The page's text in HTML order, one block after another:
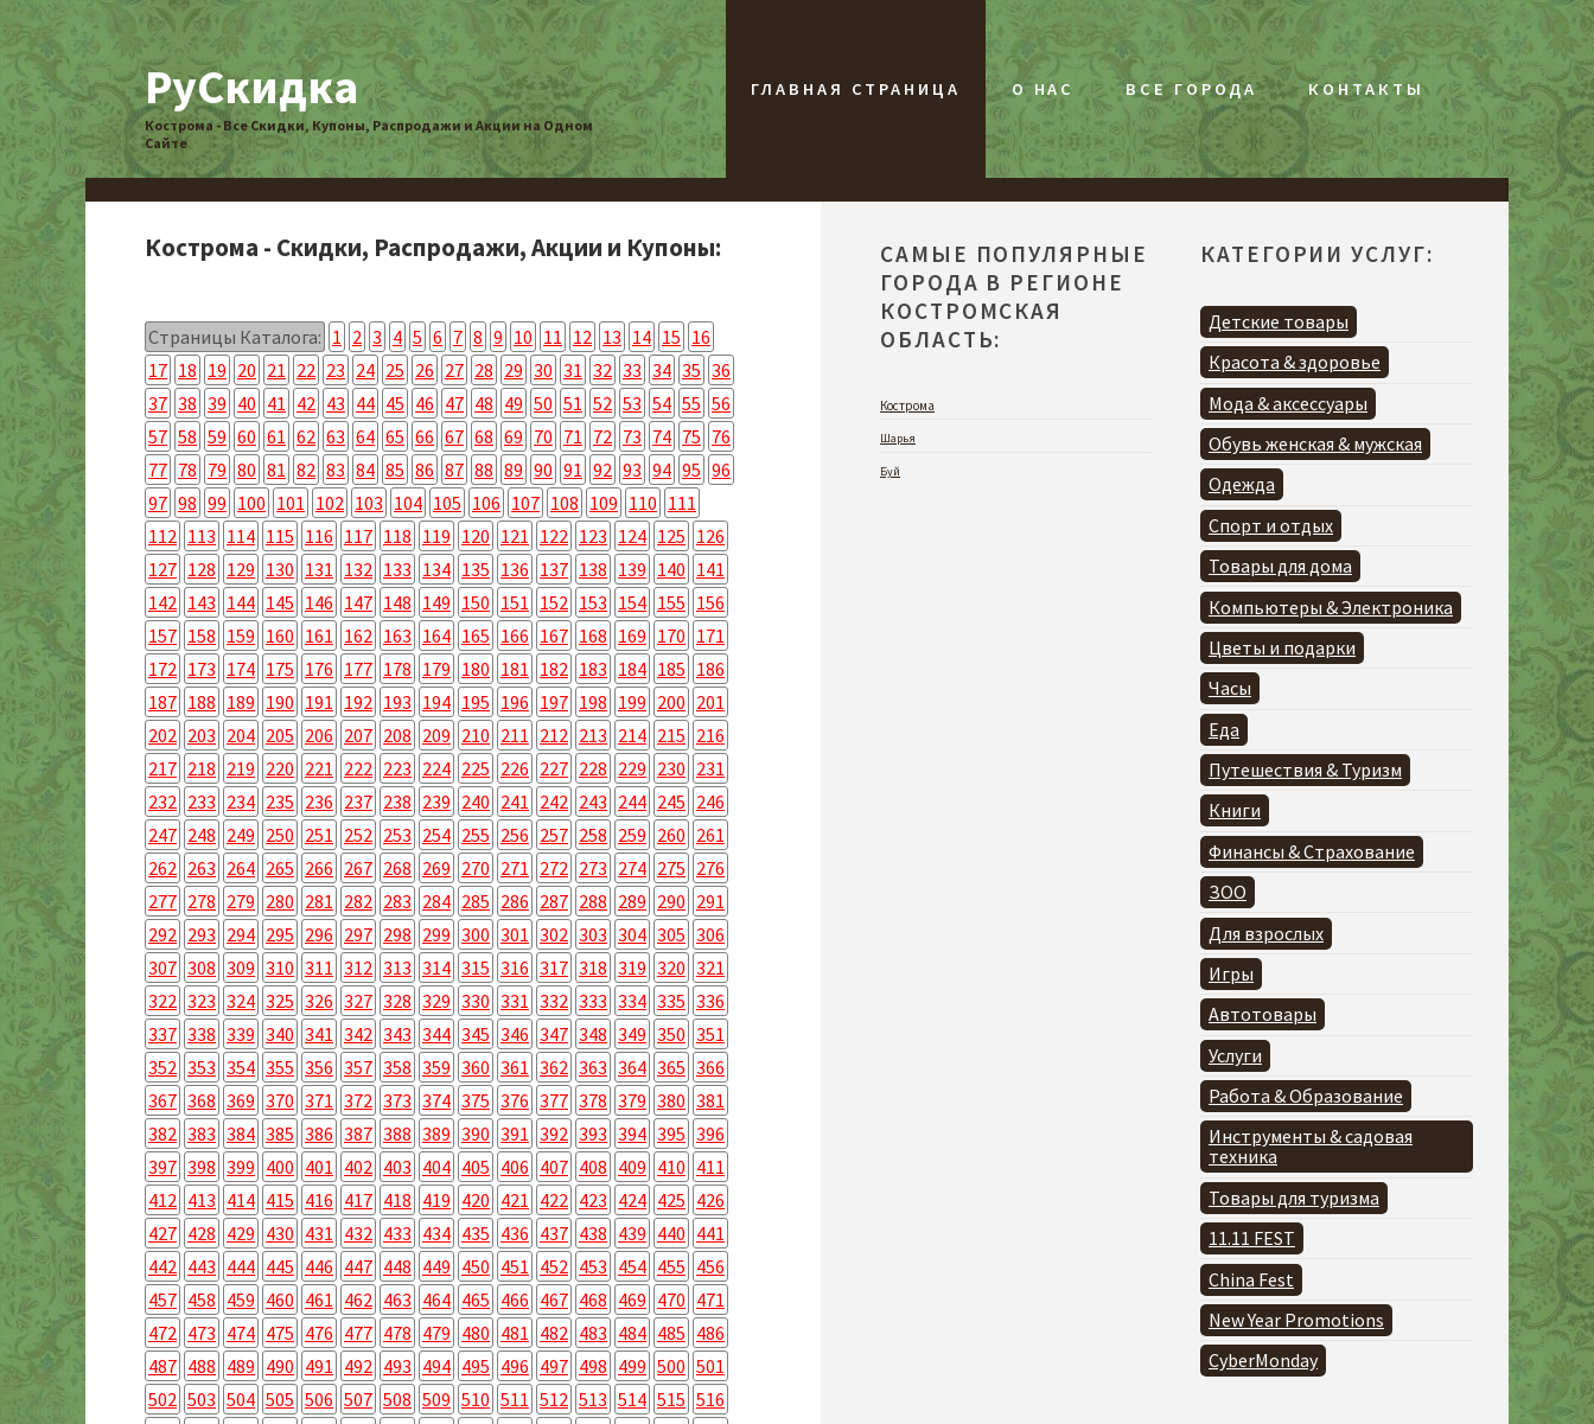
РуСкидка
Кострома - Все Скидки, Купоны, Распродажи и Акции на Одном
Сайте
ГЛАВНАЯ СТРАНИЦА О НАС ВСЕ ГОРОДА КОНТАКТЫ
Кострома - Скидки, Распродажи, Акции и Купоны:
Страницы Каталога: 1 2 3 4 5 6 7 8 9 10 11 12 13 14 15 16
17 18 19 20 21 22 23 24 25 26 27 28 29 30 31 32 33 34 35 36
37 38 39 40 41 42 43 44 45 46 47 48 49 50 51 52 53 54 55 56
57 58 59 60 61 62 63 64 65 66 67 68 69 70 71 72 73 74 75 76
77 78 79 80 81 82 83 84 85 86 87 88 89 90 91 92 93 94 95 96
97 98 99 100 101 102 103 104 105 106 107 108 109 110 111
112 113 114 115 116 117 118 119 120 121 122 123 124 125 126
127 128 129 130 131 132 133 134 135 136 137 138 139 140 141
142 143 144 145 146 147 148 149 150 151 152 153 154 155 156
157 158 159 160 161 162 163 164 165 166 167 168 169 170 171
172 173 174 175 176 177 178 179 180 181 182 183 184 185 186
187 188 189 190 191 192 193 194 195 196 197 198 199 200 201
202 203 204 205 206 207 208 209 210 211 212 213 214 215 216
217 218 219 220 221 222 223 224 225 226 227 228 229 230 231
232 233 234 235 236 237 238 239 240 241 242 243 244 245 246
247 248 249 250 251 252 253 254 255 256 257 258 259 260 261
262 263 264 265 266 267 268 269 270 271 272 273 274 275 276
277 278 279 280 281 282 283 284 285 286 287 288 289 290 291
292 293 294 295 296 297 298 299 300 301 302 303 304 305 306
307 308 309 310 311 312 313 314 315 316 317 318 319 320 321
322 323 324 325 326 327 328 329 330 331 332 333 334 335 336
337 338 339 340 341 342 343 344 345 346 347 348 349 350 351
352 353 354 355 356 357 358 359 360 361 362 363 364 365 366
367 368 369 370 371 372 373 374 375 376 377 378 379 380 381
382 383 384 385 386 387 388 389 390 391 392 393 394 395 396
397 398 399 400 401 402 403 404 405 406 407 408 409 410 411
412 413 414 415 416 417 418 419 420 421 422 423 424 425 426
427 428 429 430 431 432 433 434 435 436 437 438 439 440 441
442 443 444 445 446 447 448 449 450 451 452 453 454 455 456
457 458 459 460 461 462 463 464 465 466 467 468 469 470 471
472 473 474 475 476 477 478 479 480 481 482 483 484 485 486
487 488 489 490 491 492 493 494 495 496 497 498 499 500 501
502 503 504 505 506 507 508 509 510 511 512 513 514 515 516
САМЫЕ ПОПУЛЯРНЫЕ
ГОРОДА В РЕГИОНЕ
КОСТРОМСКАЯ
ОБЛАСТЬ:
Кострома
Шарья
Буй
КАТЕГОРИИ УСЛУГ:
Детские товары
Красота & здоровье
Мода & аксессуары
Обувь женская & мужская
Одежда
Спорт и отдых
Товары для дома
Компьютеры & Электроника
Цветы и подарки
Часы
Еда
Путешествия & Туризм
Книги
Финансы & Страхование
ЗОО
Для взрослых
Игры
Автотовары
Услуги
Работа & Образование
Инструменты & садовая
техника
Товары для туризма
11.11 FEST
China Fest
New Year Promotions
CyberMonday